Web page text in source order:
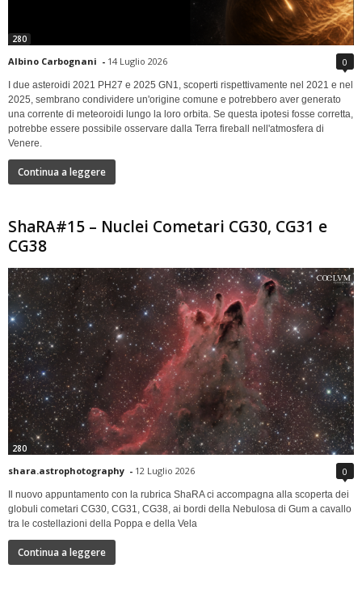
280
Albino Carbognani - 14 Luglio 2026 0
I due asteroidi 2021 PH27 e 2025 GN1, scoperti rispettivamente nel 2021 e nel
2025, sembrano condividere un'origine comune e potrebbero aver generato
una corrente di meteoroidi lungo la loro orbita. Se questa ipotesi fosse corretta,
potrebbe essere possibile osservare dalla Terra fireball nell'atmosfera di
Venere.
Continua a leggere
ShaRA#15 – Nuclei Cometari CG30, CG31 e
CG38
280
shara.astrophotography - 12 Luglio 2026 0
Il nuovo appuntamento con la rubrica ShaRA ci accompagna alla scoperta dei
globuli cometari CG30, CG31, CG38, ai bordi della Nebulosa di Gum a cavallo
tra le costellazioni della Poppa e della Vela
Continua a leggere